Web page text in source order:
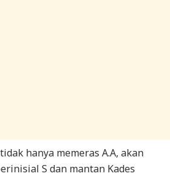
hanya memeras A.A, akan
S dan mantan Kades